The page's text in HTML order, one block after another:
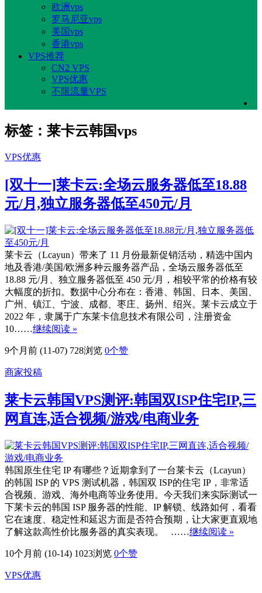
欧洲vps
罗马尼亚vps
美国vps
香港vps
VPS推荐
CN2 VPS
VPS优惠
不限流量VPS
标签：莱卡云韩国vps
VPS优惠
[双十一]莱卡云:全场云服务器低至18.88
元/月,独立服务器低至450元/月
莱卡云（Lcayun）带来了 11 月份最新促销活动，精选中国内
地及香港/美国/欧洲多种云服务器产品，全场云服务器低至
18.88 元/月、独立服务器低至 450 元/月，相较平常的价格有较
大幅度的折扣。数据中心分布在：香港、韩国、日本、美国、
广州、镇江、宁波、成都、枣庄、扬州、绍兴。莱卡云成立于
2022 年，隶属于广东莱卡信息技术有限公司，注册资金
10……继续阅读 »
9个月前 (11-07) 728浏览 0个赞
商家投稿
莱卡云韩国VPS测评:韩国双ISP住宅IP,三
网直连,适合视频/游戏/电商业务
韩国原生住宅 IP 有哪些？近期拿到了一台莱卡云（Lcayun）
的韩国 ISP 的 VPS 测试机器，韩国双 ISP的住宅 IP，非常适
合视频、游戏、海外电商等业务使用。今天我们来实际测试一
下莱卡云的韩国 ISP 服务器的性能、IP 解锁、线路如何，看看
它在速度、稳定性和延迟方面是否符合预期，让大家更直观地
了解这款高性价比服务器的真实表现。 ……继续阅读 »
10个月前 (10-14) 1023浏览 0个赞
VPS优惠